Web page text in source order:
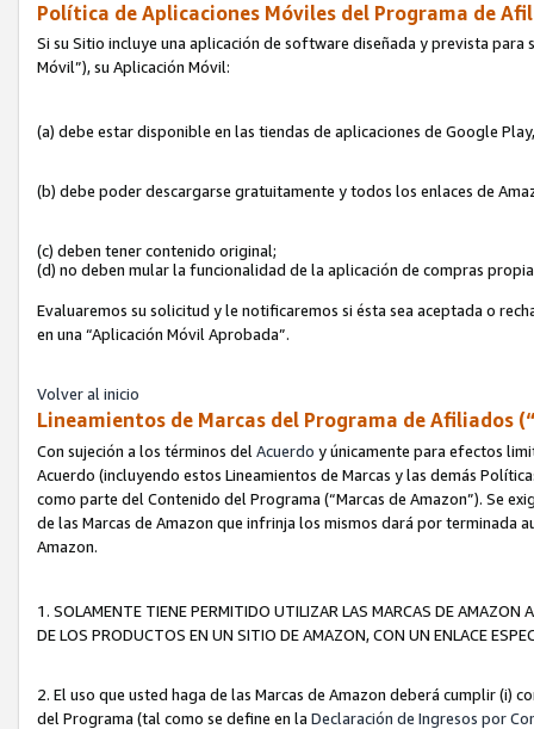
Política de Aplicaciones Móviles del Programa de
Si su Sitio incluye una aplicación de software diseñada y prevista
Móvil”), su Aplicación Móvil:
(a) debe estar disponible en las tiendas de aplicaciones de Google
(b) debe poder descargarse gratuitamente y todos los enlaces de
(c) deben tener contenido original;
(d) no deben mular la funcionalidad de la aplicación de compras
Evaluaremos su solicitud y le notificaremos si ésta sea aceptada o
en una “Aplicación Móvil Aprobada”.
Volver al inicio
Lineamientos de Marcas del Programa de Afiliados
Con sujeción a los términos del Acuerdo y únicamente para efectos
Acuerdo (incluyendo estos Lineamientos de Marcas y las demás
como parte del Contenido del Programa (“Marcas de Amazon”). Se
de las Marcas de Amazon que infrinja los mismos dará por terminada
Amazon.
1. SOLAMENTE TIENE PERMITIDO UTILIZAR LAS MARCAS DE
DE LOS PRODUCTOS EN UN SITIO DE AMAZON, CON UN ENLACE
2. El uso que usted haga de las Marcas de Amazon deberá cumplir (i)
del Programa (tal como se define en la Declaración de Ingresos por